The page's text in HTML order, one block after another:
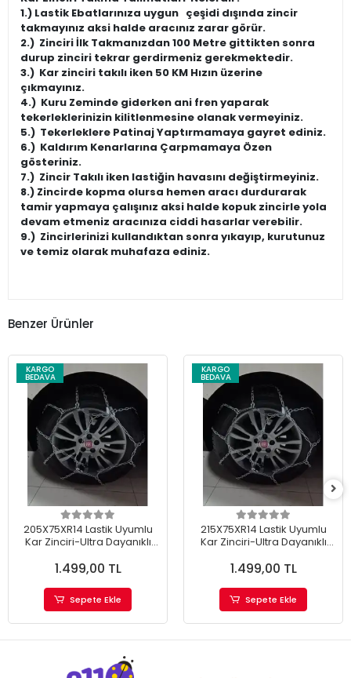
1.) Lastik Ebatlarınıza uygun çeşidi dışında zincir
takmayınız aksi halde aracınız zarar görür.
2.) Zinciri İlk Takmanızdan 100 Metre gittikten sonra
durup zinciri tekrar gerdirmeniz gerekmektedir.
3.) Kar zinciri takılı iken 50 KM Hızın üzerine
çıkmayınız.
4.) Kuru Zeminde giderken ani fren yaparak
tekerleklerinizin kilitlenmesine olanak vermeyiniz.
5.) Tekerleklere Patinaj Yaptırmamaya gayret ediniz.
6.) Kaldırım Kenarlarına Çarpmamaya Özen
gösteriniz.
7.) Zincir Takılı iken lastiğin havasını değiştirmeyiniz.
8.) Zincirde kopma olursa hemen aracı durdurarak
tamir yapmaya çalışınız aksi halde kopuk zincirle yola
devam etmeniz aracınıza ciddi hasarlar verebilir.
9.) Zincirlerinizi kullandıktan sonra yıkayıp, kurutunuz
ve temiz olarak muhafaza ediniz.
Benzer Ürünler
KARGO
BEDAVA
205X75XR14 Lastik Uyumlu
Kar Zinciri-Ultra Dayanıklı
1.499,00 TL
Sepete Ekle
KARGO
BEDAVA
215X75XR14 Lastik Uyumlu
Kar Zinciri-Ultra Dayanıklı
1.499,00 TL
Sepete Ekle